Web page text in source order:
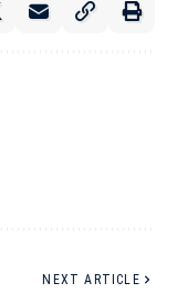
NEXT ARTICLE